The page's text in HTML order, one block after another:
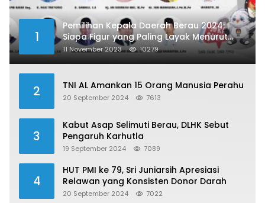
1
Pemilihan Kepala Daerah Berau 2024:
Siapa Figur yang Paling Layak Menurut
Publik?
11 November 2023 10279
2 TNI AL Amankan 15 Orang Manusia Perahu
20 September 2024 7613
3
Kabut Asap Selimuti Berau, DLHK Sebut
Pengaruh Karhutla
19 September 2024 7089
4
HUT PMI ke 79, Sri Juniarsih Apresiasi
Relawan yang Konsisten Donor Darah
20 September 2024 7022